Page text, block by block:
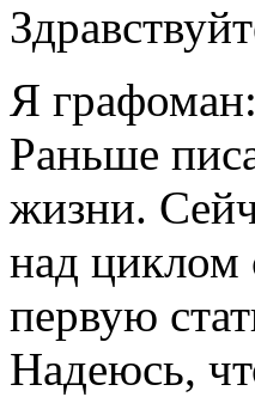
Я
Раньше
жизни.
над циклом
первую
Надеюсь,